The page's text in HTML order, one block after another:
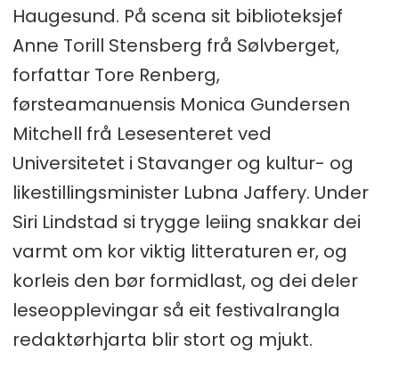
Haugesund. På scena sit biblioteksjef
Anne Torill Stensberg frå Sølvberget,
forfattar Tore Renberg,
førsteamanuensis Monica Gundersen
Mitchell frå Lesesenteret ved
Universitetet i Stavanger og kultur- og
likestillingsminister Lubna Jaffery. Under
Siri Lindstad si trygge leiing snakkar dei
varmt om kor viktig litteraturen er, og
korleis den bør formidlast, og dei deler
leseopplevingar så eit festivalrangla
redaktørhjarta blir stort og mjukt.